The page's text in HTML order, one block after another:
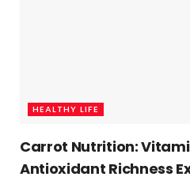
HEALTHY LIFE
Carrot Nutrition:
Antioxidant Richness